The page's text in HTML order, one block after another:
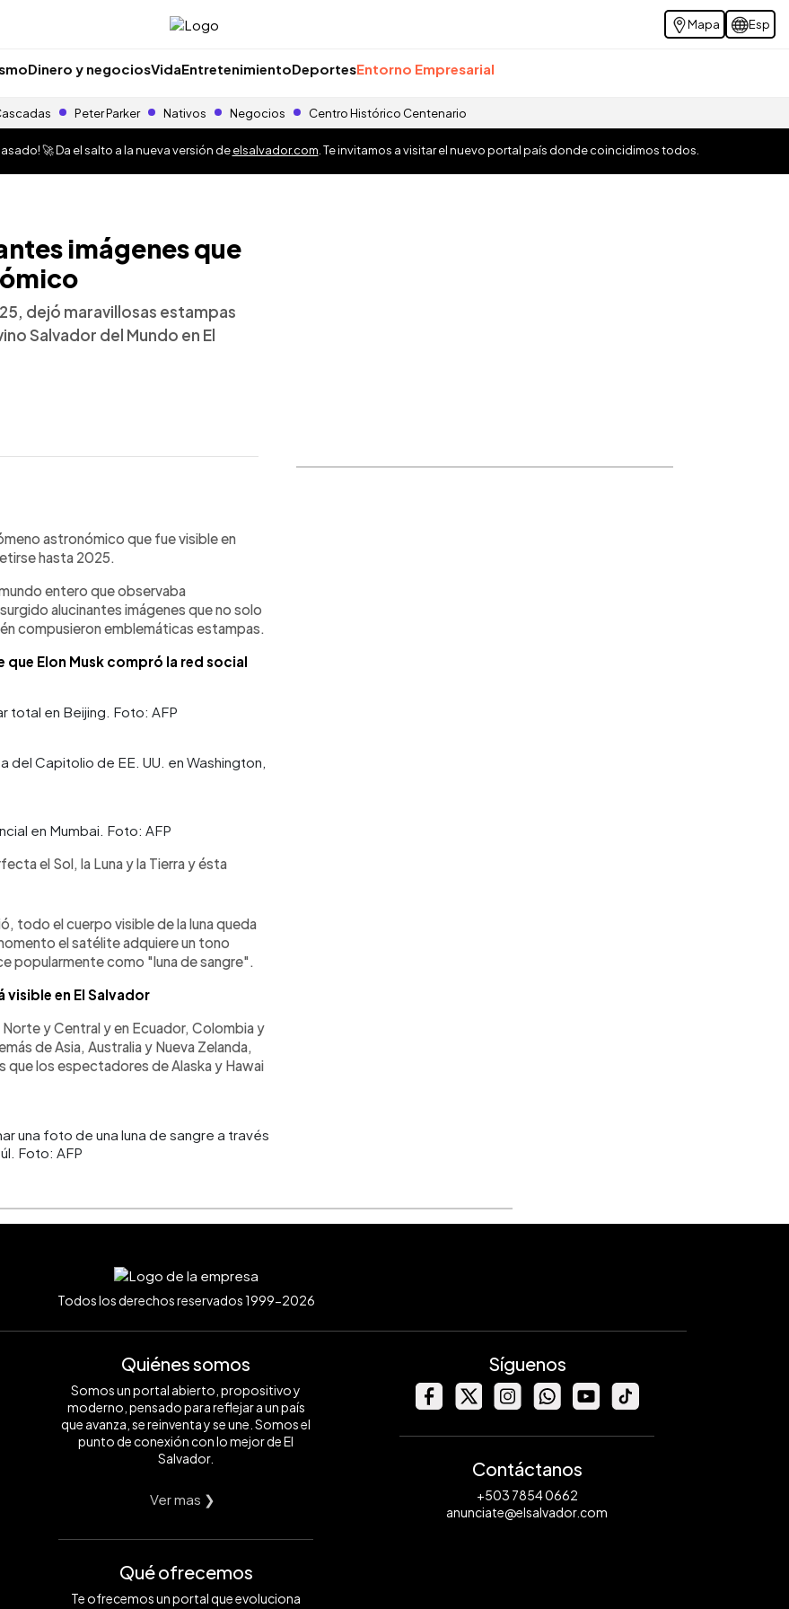
Mapa Esp
Dinero y negociosVidaEntretenimientoDeportesEntorno Empresarial
Peter Parker Nativos Negocios Centro Histórico Centenario
🚀 Da el salto a la nueva versión deelsalvador.com . Te invitamos a visitar el nuevo portal país donde coincidimos todos.
imágenes que
dejó maravillosas estampas
Salvador del Mundo en El
astronómico que fue visible en
hasta 2025.
entero que observaba
alucinantes imágenes que no solo
compusieron emblemáticas estampas.
Elon Musk compró la red social
total en Beijing. Foto: AFP
del Capitolio de EE. UU. en Washington,
en Mumbai. Foto: AFP
el Sol, la Luna y la Tierra y ésta
todo el cuerpo visible de la luna queda
el satélite adquiere un tono
popularmente como "luna de sangre".
visible en El Salvador
y Central y en Ecuador, Colombia y
de Asia, Australia y Nueva Zelanda,
que los espectadores de Alaska y Hawai
una foto de una luna de sangre a través
Foto: AFP
Todos los derechos reservados 1999-2026
Quiénes somos
Somos un portal abierto, propositivo y
moderno, pensado para reflejar a un país
que avanza, se reinventa y se une. Somos el
punto de conexión con lo mejor de El
Salvador.
Ver mas ❯
Qué ofrecemos
Te ofrecemos un portal que evoluciona
Síguenos
Contáctanos
+503 7854 0662
anunciate@elsalvador.com